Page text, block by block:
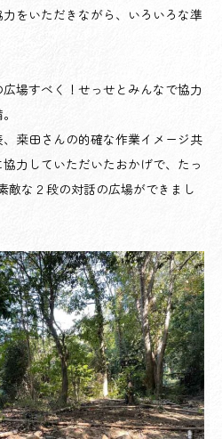
をいただきながら、いろいろな準
場すべく！せっせとみんなで協力
、桒田さんの的確な作業イメージ共
力していただいたおかげで、たっ
敵な２段の対話の広場ができまし